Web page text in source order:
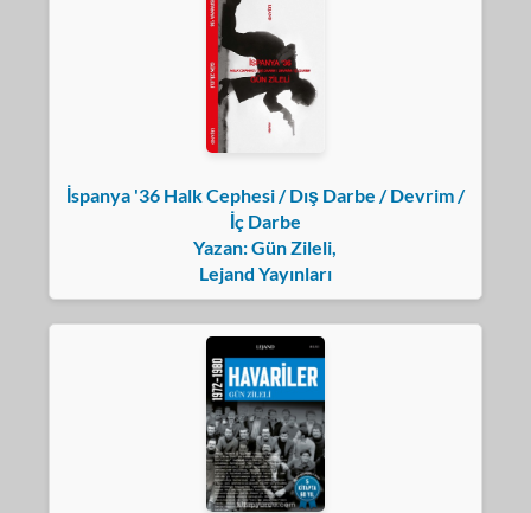
İspanya '36 Halk Cephesi / Dış Darbe / Devrim /
İç Darbe
Yazan: Gün Zileli,
Lejand Yayınları